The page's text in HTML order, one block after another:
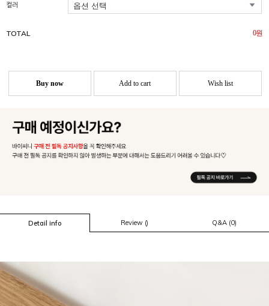
컬러
TOTAL 0원
Buy now Add to cart Wish list
Detail info Review () Q&A (0)